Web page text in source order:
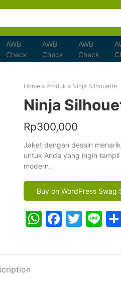
AWB
Check
AWB
Check
AWB
Check
Home » Produk » Ninja Silhouette
Ninja
Rp300,000
Jaket dengan desain
untuk Anda yang ingin
modern.
Buy on WordPress Swag
WhatsApp